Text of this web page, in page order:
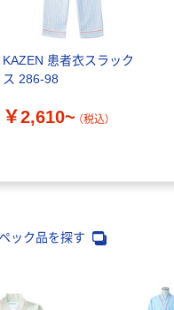
KAZEN 患者衣スラック
ス 286-98
￥2,610~ （税込）
ック品を探す